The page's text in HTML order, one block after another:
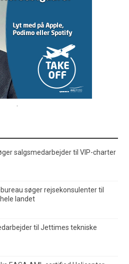
.
salgsmedarbejder til VIP-charter
søger rejsekonsulenter til
landet
til Jettimes tekniske